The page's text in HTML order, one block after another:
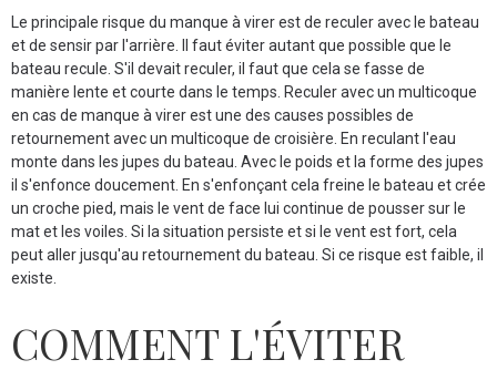
Le principale risque du manque à virer est de reculer avec le bateau
et de sensir par l'arrière. Il faut éviter autant que possible que le
bateau recule. S'il devait reculer, il faut que cela se fasse de
manière lente et courte dans le temps. Reculer avec un multicoque
en cas de manque à virer est une des causes possibles de
retournement avec un multicoque de croisière. En reculant l'eau
monte dans les jupes du bateau. Avec le poids et la forme des jupes
il s'enfonce doucement. En s'enfonçant cela freine le bateau et crée
un croche pied, mais le vent de face lui continue de pousser sur le
mat et les voiles. Si la situation persiste et si le vent est fort, cela
peut aller jusqu'au retournement du bateau. Si ce risque est faible, il
existe.
COMMENT L'ÉVITER